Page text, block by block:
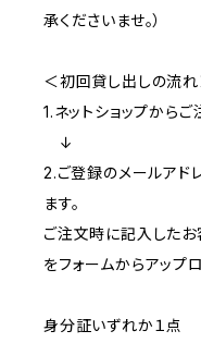
承くださいませ。）
＜初回貸し出しの流れ
1.ネットショップからご
↓
2.ご登録のメールアド
ます。
ご注文時に記入した
をフォームからアップ
身分証いずれか１点